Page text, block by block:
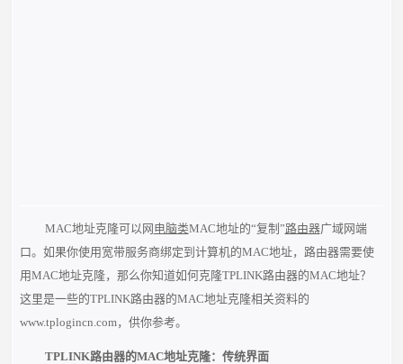
MAC地址克隆可以网 电脑类MAC地址的“复制”路由器广域网端
口。如果你使用宽带服务商绑定到计算机的MAC地址，路由器需要使
用MAC地址克隆，那么你知道如何克隆TPLINK路由器的MAC地址？
这里是一些的TPLINK路由器的MAC地址克隆相关资料的
www.tplogincn.com，供你参考。
TPLINK路由器的MAC地址克隆：传统界面